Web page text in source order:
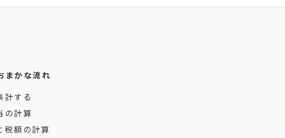
まかな流れ
計する
の計算
税額の計算